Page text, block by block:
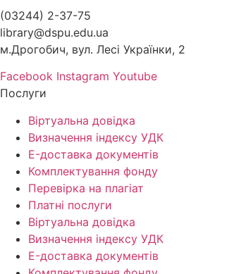
(03244) 2-37-75
library@dspu.edu.ua
м.Дрогобич, вул. Лесі Українки, 2
Facebook Instagram Youtube
Послуги
Віртуальна довідка
Визначення індексу УДК
E-доставка документів
Комплектування фонду
Перевірка на плагіат
Платні послуги
Віртуальна довідка
Визначення індексу УДК
E-доставка документів